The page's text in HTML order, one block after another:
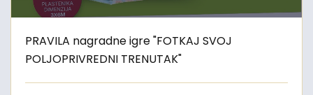
PRAVILA nagradne igre "FOTKAJ SVOJ
POLJOPRIVREDNI TRENUTAK"